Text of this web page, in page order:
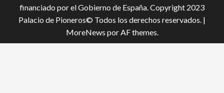
financiado por el Gobierno de España. Copyright 2023
Palacio de Pioneros© Todos los derechos reservados. |
MoreNews por AF themes.